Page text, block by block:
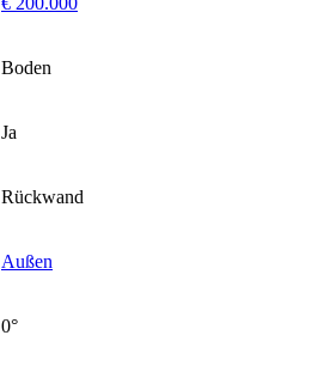
Boden
Ja
Rückwand
Außen
0°